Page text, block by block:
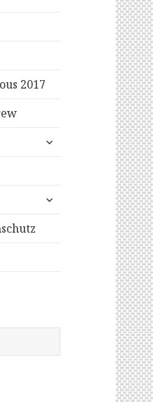
2017
untermenü
untermenü